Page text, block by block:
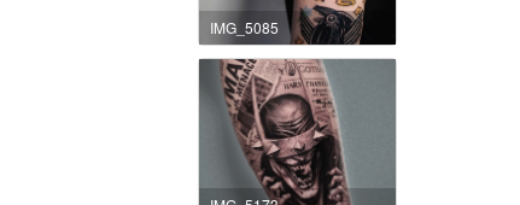
IMG_5085